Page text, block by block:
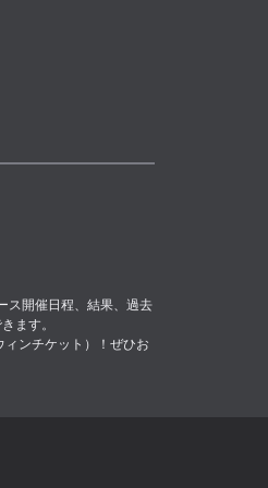
ス開催日程、結果、過去
ます。
ンチケット）！ぜひお